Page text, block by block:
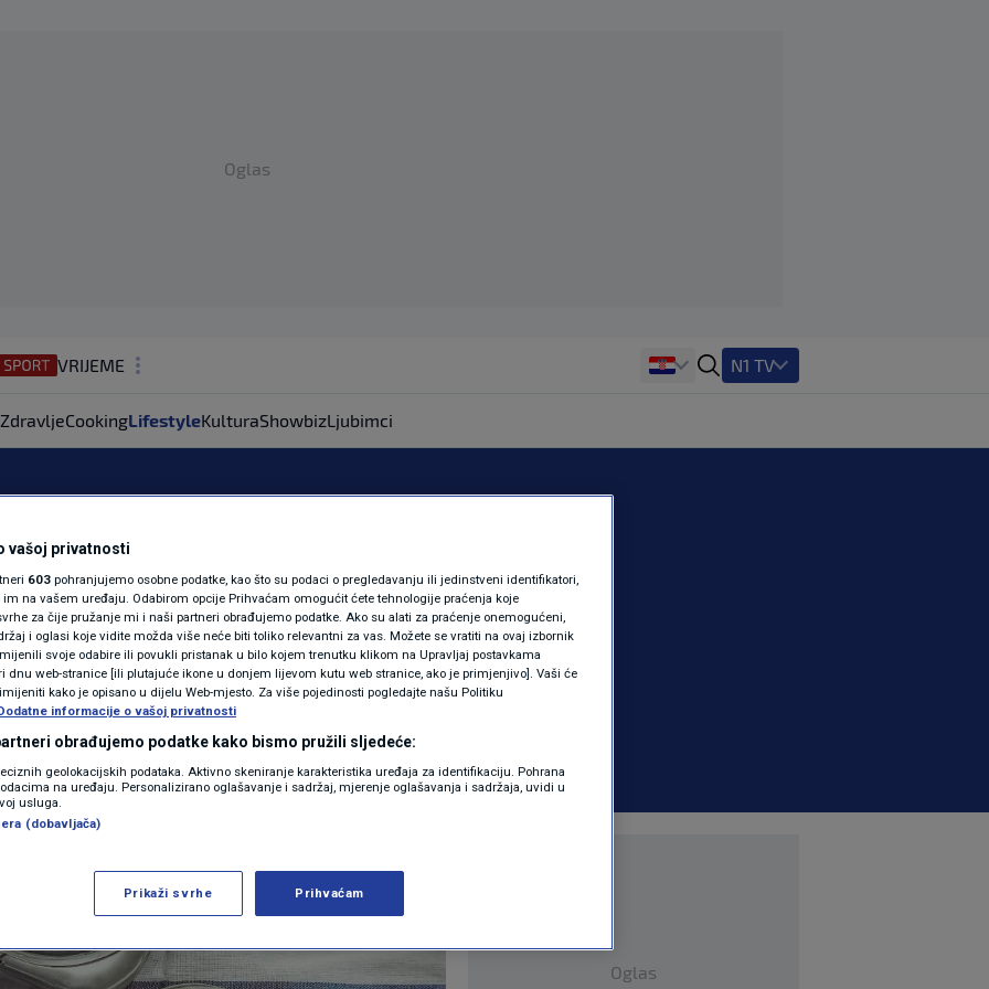
Oglas
VRIJEME
REGIJA
MAGAZIN
KOLUMNE
N1(DIS)INFO
KLIMATSKE PROMJENE
FOTO
VIDEO
N1 TV
ZdravljeCookingLifestyleKulturaShowbizLjubimci
mast na
žao što ovo niste
08:29 LIFESTYLE 0 komentara
Oglas
vašoj privatnosti
603 pohranjujemo osobne podatke, kao što su podaci o pregledavanju ili jedinstveni identifikatori,
na vašem uređaju. Odabirom opcije Prihvaćam omogućit ćete tehnologije praćenja koje
za čije pružanje mi i naši partneri obrađujemo podatke. Ako su alati za praćenje onemogućeni,
i oglasi koje vidite možda više neće biti toliko relevantni za vas. Možete se vratiti na ovaj izbornik
svoje odabire ili povukli pristanak u bilo kojem trenutku klikom na Upravljaj postavkama
dnu web-stranice [ili plutajuće ikone u donjem lijevom kutu web stranice, ako je primjenjivo]. Vaši će
kako je opisano u dijelu Web-mjesto. Za više pojedinosti pogledajte našu Politiku
informacije o vašoj privatnosti
obrađujemo podatke kako bismo pružili sljedeće:
geolokacijskih podataka. Aktivno skeniranje karakteristika uređaja za identifikaciju. Pohrana
na uređaju. Personalizirano oglašavanje i sadržaj, mjerenje oglašavanja i sadržaja, uvidi u
usluga.
(dobavljača)
Prikaži svrhe Prihvaćam